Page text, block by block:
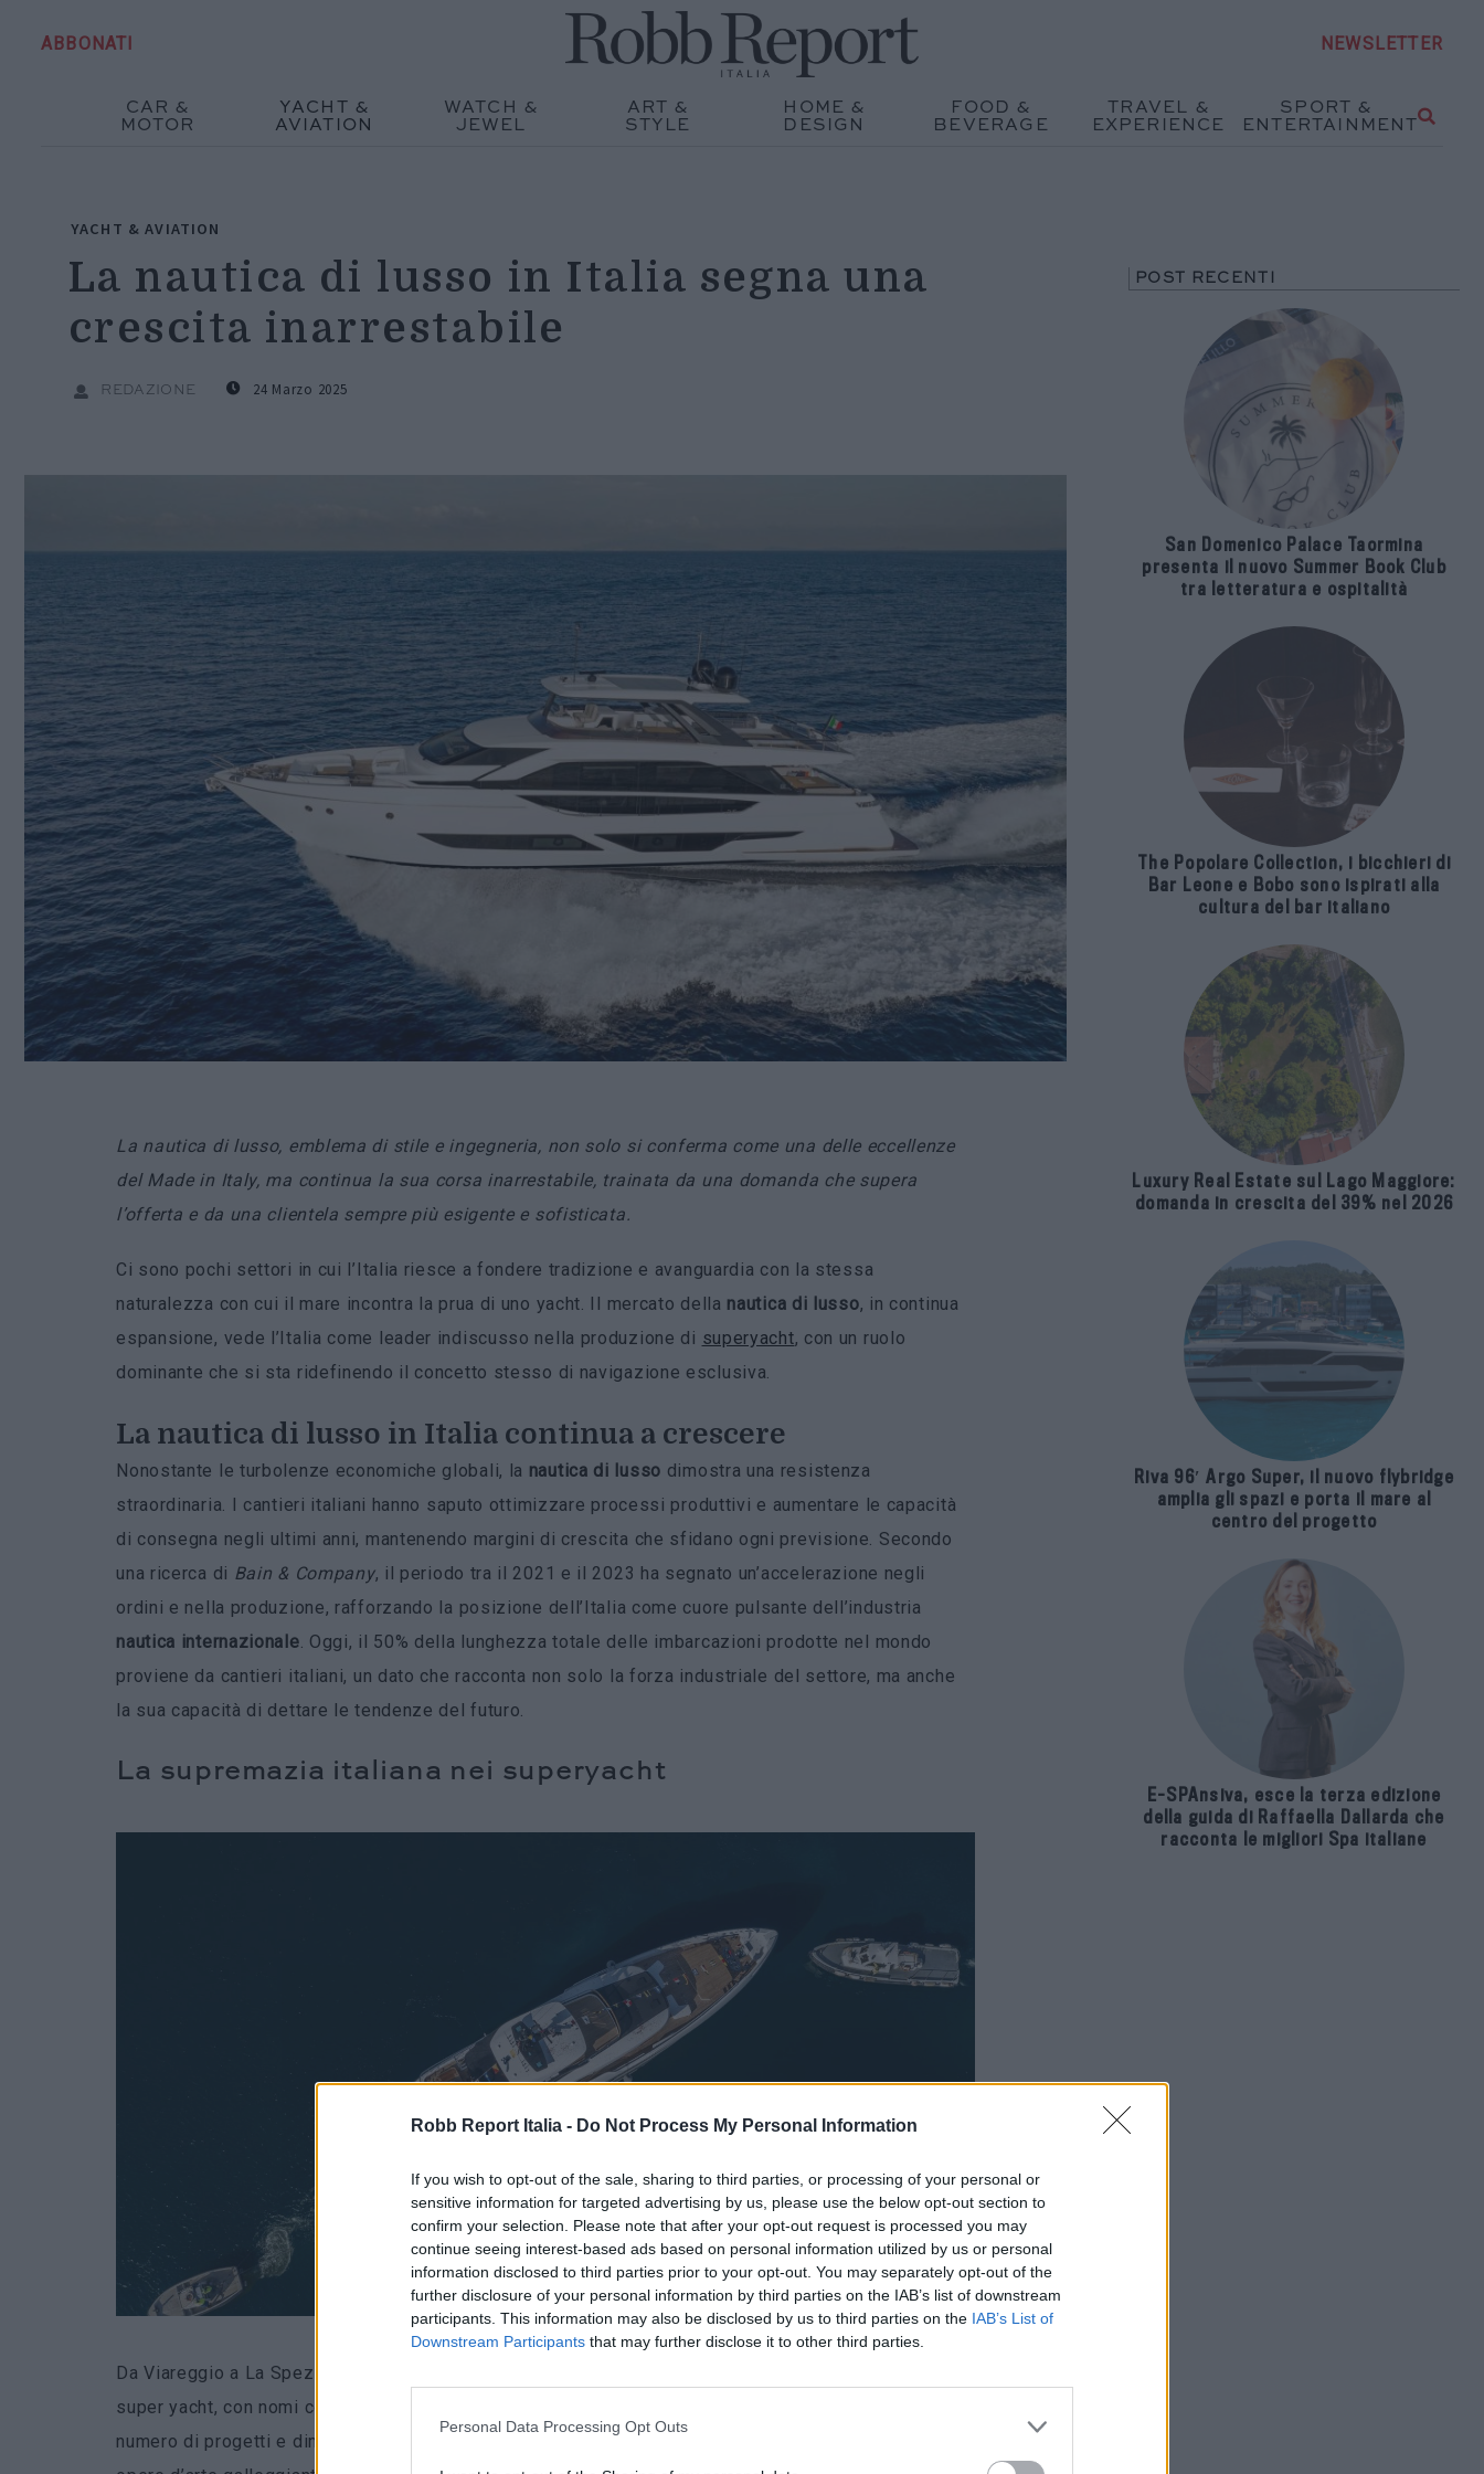
Robb Report Italia - Do Not Process My Personal Information
If you wish to opt-out of the sale, sharing to third parties, or processing of your personal or
sensitive information for targeted advertising by us, please use the below opt-out section to
confirm your selection. Please note that after your opt-out request is processed you may
continue seeing interest-based ads based on personal information utilized by us or personal
information disclosed to third parties prior to your opt-out. You may separately opt-out of the
further disclosure of your personal information by third parties on the IAB’s list of downstream
participants. This information may also be disclosed by us to third parties on the IAB’s List of
Downstream Participants that may further disclose it to other third parties.
Personal Data Processing Opt Outs
ABBONATI NEWSLETTER
CAR &
MOTOR
YACHT &
AVIATION
WATCH &
JEWEL
ART &
STYLE
HOME &
DESIGN
FOOD &
BEVERAGE
TRAVEL &
EXPERIENCE
SPORT &
ENTERTAINMENT
YACHT & AVIATION
La nautica di lusso in Italia segna una
crescita inarrestabile
REDAZIONE 24 Marzo 2025
La nautica di lusso, emblema di stile e ingegneria, non solo si conferma come una delle eccellenze
del Made in Italy, ma continua la sua corsa inarrestabile, trainata da una domanda che supera
l’offerta e da una clientela sempre più esigente e sofisticata.
Ci sono pochi settori in cui l’Italia riesce a fondere tradizione e avanguardia con la stessa
naturalezza con cui il mare incontra la prua di uno yacht. Il mercato della nautica di lusso, in continua
espansione, vede l’Italia come leader indiscusso nella produzione di superyacht, con un ruolo
dominante che si sta ridefinendo il concetto stesso di navigazione esclusiva.
La nautica di lusso in Italia continua a crescere
Nonostante le turbolenze economiche globali, la nautica di lusso dimostra una resistenza
straordinaria. I cantieri italiani hanno saputo ottimizzare processi produttivi e aumentare le capacità
di consegna negli ultimi anni, mantenendo margini di crescita che sfidano ogni previsione. Secondo
una ricerca di Bain & Company, il periodo tra il 2021 e il 2023 ha segnato un’accelerazione negli
ordini e nella produzione, rafforzando la posizione dell’Italia come cuore pulsante dell’industria
nautica internazionale. Oggi, il 50% della lunghezza totale delle imbarcazioni prodotte nel mondo
proviene da cantieri italiani, un dato che racconta non solo la forza industriale del settore, ma anche
la sua capacità di dettare le tendenze del futuro.
La supremazia italiana nei superyacht
Da Viareggio a La Spezia, da Ancona a Livorno, i cantieri italiani continuano a dominare il settore dei
super yacht, con nomi come
numero di progetti e dimensioni delle imbarcazioni. Non si tratta solo di costruire yacht, ma di creare
POST RECENTI
San Domenico Palace Taormina
presenta il nuovo Summer Book Club
tra letteratura e ospitalità
The Popolare Collection, i bicchieri di
Bar Leone e Bobo sono ispirati alla
cultura del bar italiano
Luxury Real Estate sul Lago Maggiore:
domanda in crescita del 39% nel 2026
Riva 96′ Argo Super, il nuovo flybridge
amplia gli spazi e porta il mare al
centro del progetto
E-SPAnsiva, esce la terza edizione
della guida di Raffaella Dallarda che
racconta le migliori Spa italiane